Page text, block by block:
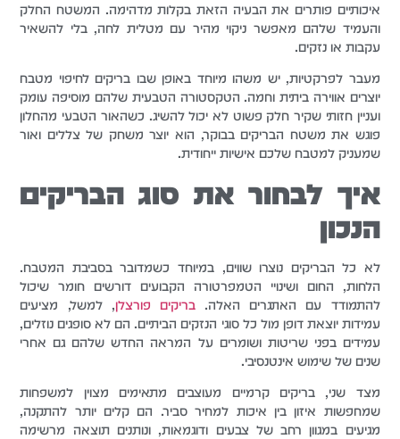
איכותיים פותרים את הבעיה הזאת בקלות מדהימה. המשטח החלק
והעמיד שלהם מאפשר ניקוי מהיר עם מטלית לחה, בלי להשאיר
עקבות או נזקים.
מעבר לפרקטיות, יש משהו מיוחד באופן שבו בריקים לחיפוי מטבח
יוצרים אווירה ביתית וחמה. הטקסטורה הטבעית שלהם מוסיפה עומק
ועניין חזותי שקיר חלק פשוט לא יכול להשיג. כשהאור הטבעי מהחלון
פוגש את משטח הבריקים בבוקר, הוא יוצר משחק של צללים ואור
שמעניק למטבח שלכם אישיות ייחודית.
איך לבחור את סוג הבריקים
הנכון
לא כל הבריקים נוצרו שווים, במיוחד כשמדובר בסביבת המטבח.
הלחות, החום ושינויי הטמפרטורה הקבועים דורשים חומר שיכול
להתמודד עם האתגרים האלה.בריקים פורצלן, למשל, מציעים
עמידות יוצאת דופן מול כל סוגי הנזקים הביתיים. הם לא סופגים נוזלים,
עמידים בפני שריטות ושומרים על המראה החדש שלהם גם אחרי
שנים של שימוש אינטנסיבי.
מצד שני, בריקים קרמיים מעוצבים מתאימים מצוין למשפחות
שמחפשות איזון בין איכות למחיר סביר. הם קלים יותר להתקנה,
מגיעים במגוון רחב של צבעים ודוגמאות, ונותנים תוצאה מרשימה